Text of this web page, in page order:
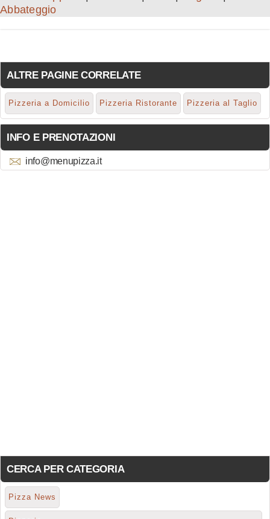
Abbateggio
ALTRE PAGINE CORRELATE
Pizzeria a Domicilio Pizzeria Ristorante Pizzeria al Taglio
INFO E PRENOTAZIONI
info@menupizza.it
CERCA PER CATEGORIA
Pizza News